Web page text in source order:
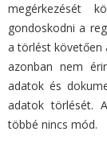
megérkezését
gondoskodni a
a törlést követően
azonban nem
adatok és
adatok törlését.
többé nincs mód.